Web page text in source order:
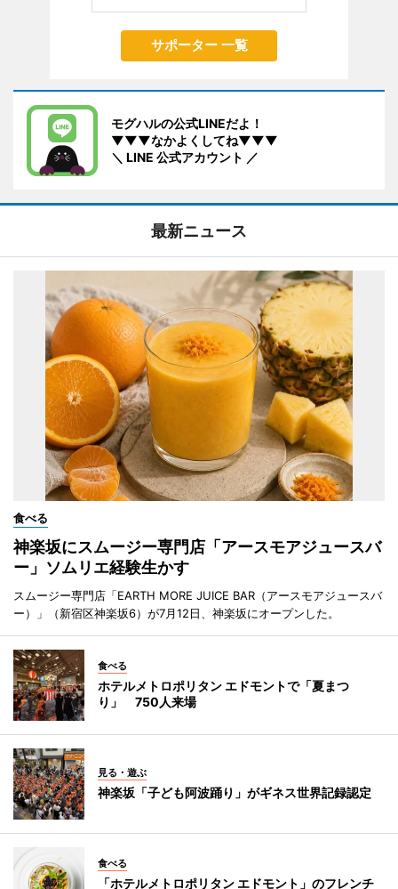
サポーター 一覧
モグハルの公式LINEだよ！
▼▼▼なかよくしてね▼▼▼
＼ LINE 公式アカウント ／
最新ニュース
食べる
神楽坂にスムージー専門店「アースモアジュースバ
ー」ソムリエ経験生かす
スムージー専門店「EARTH MORE JUICE BAR（アースモアジュースバ
ー）」（新宿区神楽坂6）が7月12日、神楽坂にオープンした。
食べる
ホテルメトロポリタン エドモントで「夏まつ
り」 750人来場
見る・遊ぶ
神楽坂「子ども阿波踊り」がギネス世界記録認定
食べる
「ホテルメトロポリタン エドモント」のフレンチ